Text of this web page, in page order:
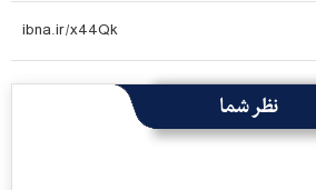
نظر شما